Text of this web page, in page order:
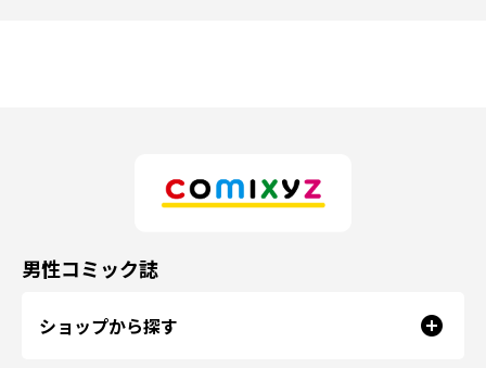
男性コミック誌
ショップから探す